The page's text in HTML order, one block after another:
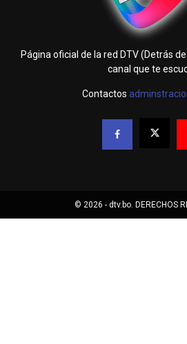
Página oficial de la red DTV (Detrás
canal que te
Contactos
© 2026 - dtv.bo. DERECHOS